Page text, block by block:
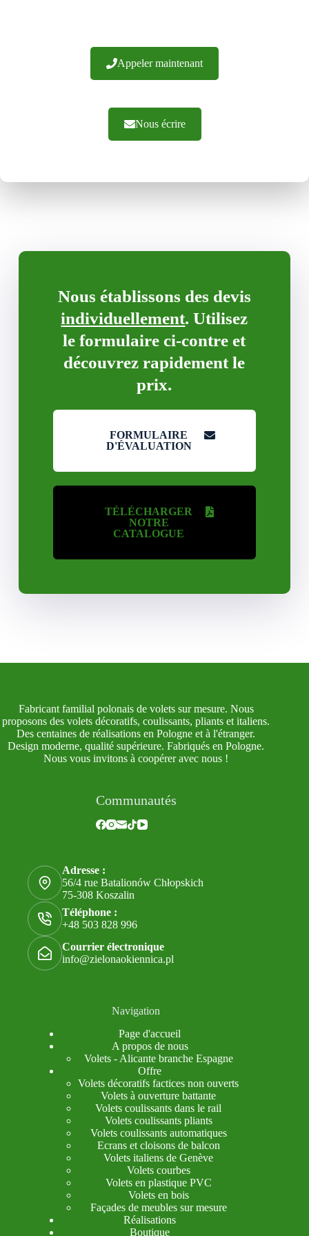
Appeler maintenant
Nous écrire
Nous établissons des devis
individuellement. Utilisez
le formulaire ci-contre et
découvrez rapidement le
prix.
FORMULAIRE
D'ÉVALUATION
TÉLÉCHARGER
NOTRE
CATALOGUE
Fabricant familial polonais de volets sur mesure. Nous
proposons des volets décoratifs, coulissants, pliants et italiens.
Des centaines de réalisations en Pologne et à l'étranger.
Design moderne, qualité supérieure. Fabriqués en Pologne.
Nous vous invitons à coopérer avec nous !
Communautés
Adresse :
56/4 rue Batalionów Chłopskich
75-308 Koszalin
Téléphone :
+48 503 828 996
Courrier électronique
info@zielonaokiennica.pl
Navigation
Page d'accueil
A propos de nous
Volets - Alicante branche Espagne
Offre
Volets décoratifs factices non ouverts
Volets à ouverture battante
Volets coulissants dans le rail
Volets coulissants pliants
Volets coulissants automatiques
Ecrans et cloisons de balcon
Volets italiens de Genève
Volets courbes
Volets en plastique PVC
Volets en bois
Façades de meubles sur mesure
Réalisations
Boutique